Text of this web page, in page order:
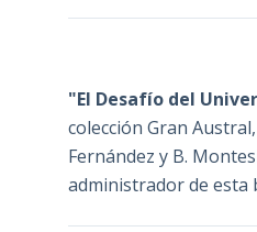
"El Desafío del
colección Gran
Fernández y B.
administrador de esta